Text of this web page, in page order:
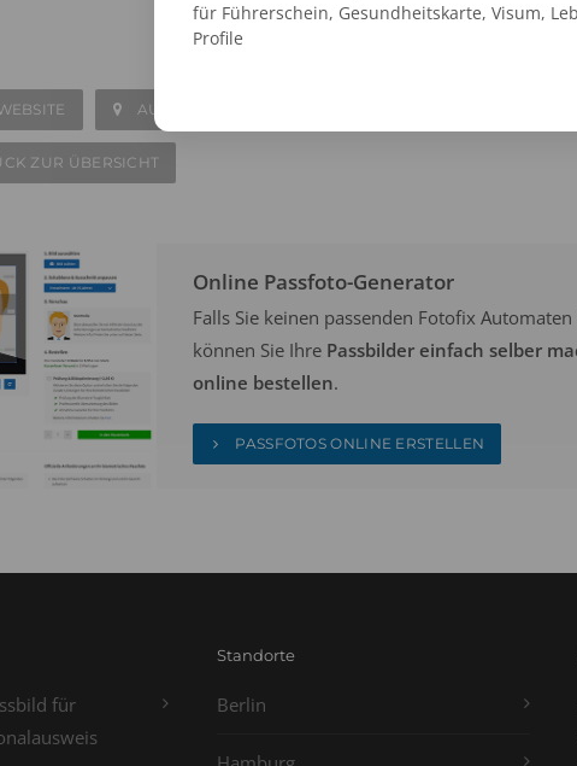
AUF DER KARTE ANZEIGEN
ZUR ÜBERSICHT
Online Passfoto-Generator
Falls Sie keinen passenden Fotofix
können Sie Ihre Passbilder einfach selber
online bestellen.
PASSFOTOS ONLINE ERSTELLEN
für
Standorte
Berlin
für Führerschein, Gesundheitskarte, Visum,
Profile